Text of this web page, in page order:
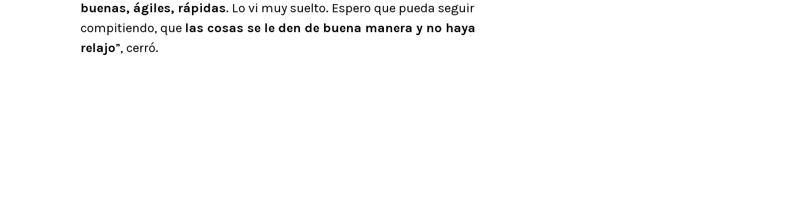
buenas, ágiles, rápidas. Lo vi muy suelto. Espero que pueda seguir
compitiendo, que las cosas se le den de buena manera y no haya
relajo”, cerró.